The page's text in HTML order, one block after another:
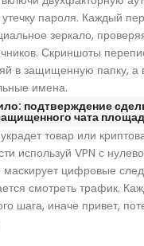
утечку пароля. Каждый
зеркало,
Скриншоты
в защищенную папку, а
имена.
подтверждение
чата
товар или
используй VPN с
цифровые
смотреть трафик.
шага, иначе привет,